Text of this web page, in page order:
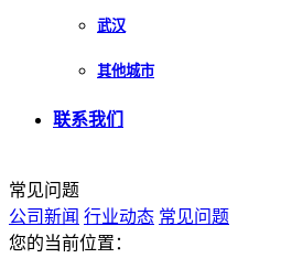
武汉
其他城市
联系我们
常见问题
公司新闻 行业动态 常见问题
您的当前位置：